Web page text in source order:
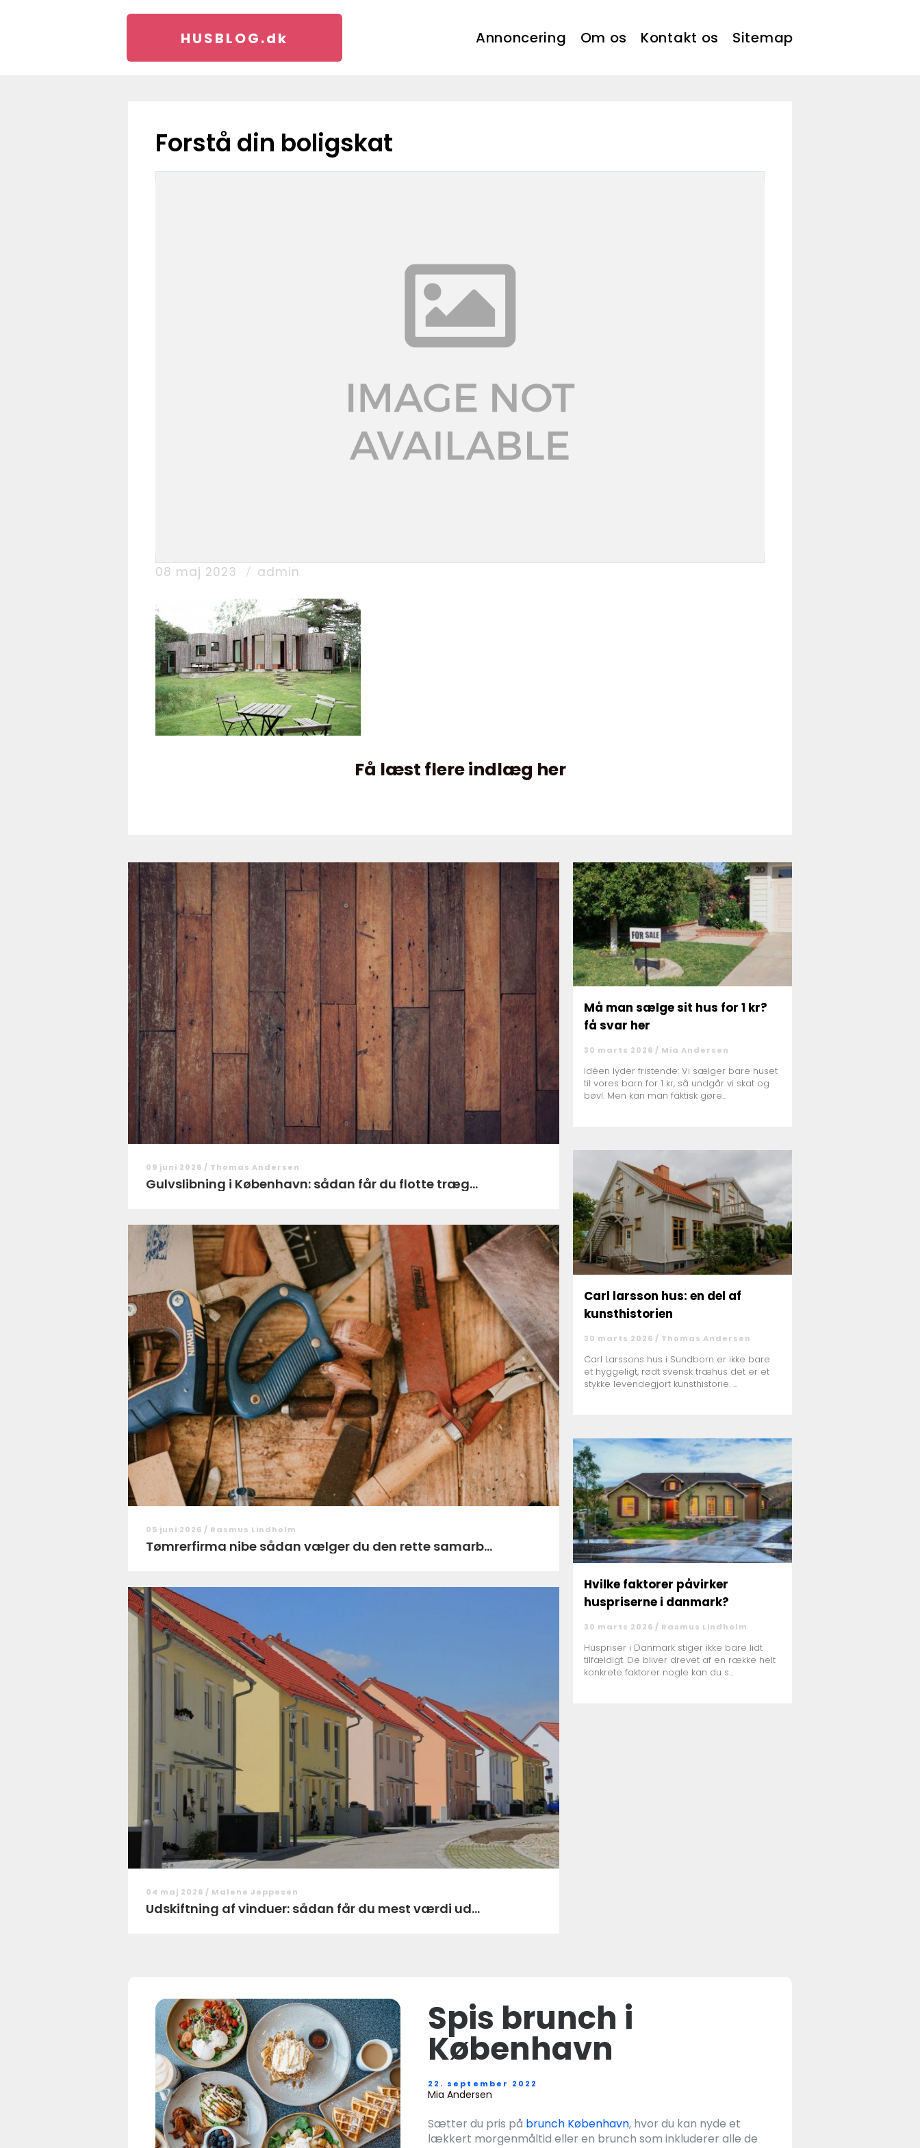
HUSBLOG.dk Annoncering Om os Kontakt os Sitemap
Forstå din boligskat
08 maj 2023 admin
Få læst flere indlæg her
09 juni 2026 / Thomas Andersen
Gulvslibning i København: sådan får du flotte træg...
05 juni 2026 / Rasmus Lindholm
Tømrerfirma nibe sådan vælger du den rette samarb...
04 maj 2026 / Malene Jeppesen
Udskiftning af vinduer: sådan får du mest værdi ud...
Må man sælge sit hus for 1 kr?
få svar her
30 marts 2026 / Mia Andersen
Idéen lyder fristende: Vi sælger bare huset
til vores barn for 1 kr, så undgår vi skat og
bøvl. Men kan man faktisk gøre...
Carl larsson hus: en del af
kunsthistorien
30 marts 2026 / Thomas Andersen
Carl Larssons hus i Sundborn er ikke bare
et hyggeligt, rødt svensk træhus det er et
stykke levendegjort kunsthistorie. ...
Hvilke faktorer påvirker
huspriserne i danmark?
30 marts 2026 / Rasmus Lindholm
Huspriser i Danmark stiger ikke bare lidt
tilfældigt. De bliver drevet af en række helt
konkrete faktorer nogle kan du s...
Spis brunch i
København
22. september 2022
Mia Andersen
Sætter du pris på brunch København, hvor du kan nyde et
lækkert morgenmåltid eller en brunch som inkluderer alle de